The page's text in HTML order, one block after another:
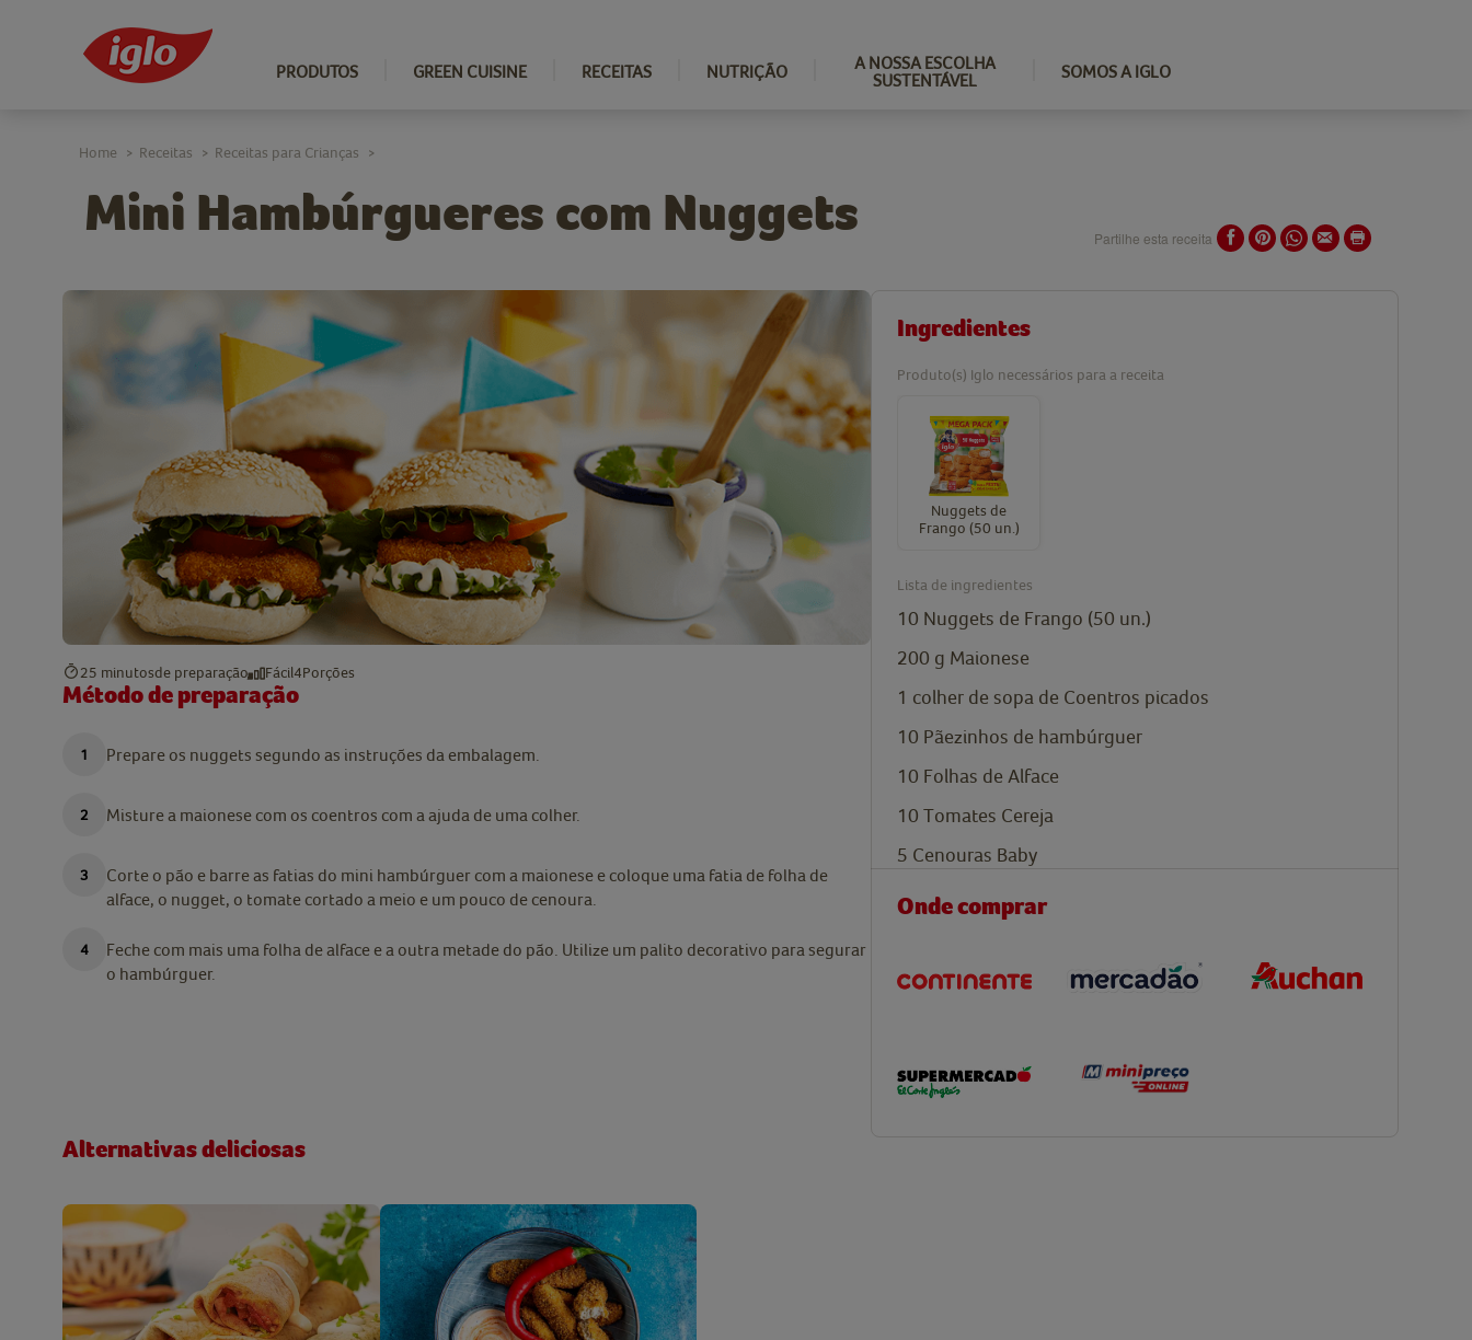
PRODUTOS GREEN CUISINE RECEITAS NUTRIÇÃO
A NOSSA ESCOLHA
SUSTENTÁVEL
SOMOS A IGLO
Mini Hambúrgueres com Nuggets Partilhe esta receita
Home > Receitas > Receitas para Crianças >
25 minutosde preparação Fácil4Porções
Método de preparação
Prepare os nuggets segundo as instruções da embalagem.
Misture a maionese com os coentros com a ajuda de uma colher.
Corte o pão e barre as fatias do mini hambúrguer com a maionese e coloque uma fatia de folha de
alface, o nugget, o tomate cortado a meio e um pouco de cenoura.
Feche com mais uma folha de alface e a outra metade do pão. Utilize um palito decorativo para segurar
o hambúrguer.
Ingredientes
Produto(s) Iglo necessários para a receita
Nuggets de
Frango (50 un.)
Lista de ingredientes
10 Nuggets de Frango (50 un.)
200 g Maionese
1 colher de sopa de Coentros picados
10 Pãezinhos de hambúrguer
10 Folhas de Alface
10 Tomates Cereja
5 Cenouras Baby
Onde comprar
Alternativas deliciosas